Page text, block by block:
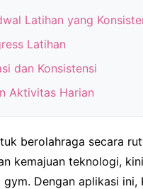
Latihan yang
Latihan
dan Konsistensi
Aktivitas Harian
berolahraga secara
kemajuan teknologi,
Dengan aplikasi